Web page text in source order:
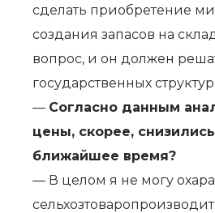
сделать приобретение
создания запасов на
вопрос, и он должен
государственных структур.
— Согласно данным
цены, скорее,
ближайшее время?
— В целом я не могу